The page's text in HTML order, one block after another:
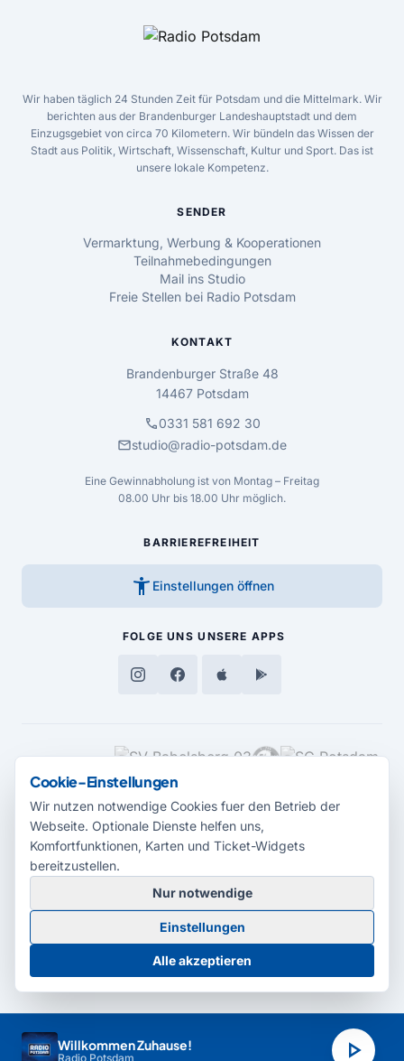
Willkommen Zuhause!
Radio Potsdam play_arrow
Wir haben täglich 24 Stunden Zeit für Potsdam und die Mittelmark. Wir
berichten aus der Brandenburger Landeshauptstadt und dem
Einzugsgebiet von circa 70 Kilometern. Wir bündeln das Wissen der
Stadt aus Politik, Wirtschaft, Wissenschaft, Kultur und Sport. Das ist
unsere lokale Kompetenz.
SENDER
Vermarktung, Werbung & Kooperationen
Teilnahmebedingungen
Mail ins Studio
Freie Stellen bei Radio Potsdam
KONTAKT
Brandenburger Straße 48
14467 Potsdam
call0331 581 692 30
mailstudio@radio-potsdam.de
Eine Gewinnabholung ist von Montag – Freitag
08.00 Uhr bis 18.00 Uhr möglich.
BARRIEREFREIHEIT
accessibility_new Einstellungen öffnen
FOLGE UNS UNSERE APPS
MEDIENPARTNER
© 2026 Radio Potsdam. Webseite entwickelt durch dieMedienagentur
Babelsberg
BarrierefreiheitserklärungAGBDatenschutzImpressum
Cookie-Einstellungen
Cookie-Einstellungen
Wir nutzen notwendige Cookies fuer den Betrieb der
Webseite. Optionale Dienste helfen uns,
Komfortfunktionen, Karten und Ticket-Widgets
bereitzustellen.
Nur notwendige
Einstellungen
Alle akzeptieren